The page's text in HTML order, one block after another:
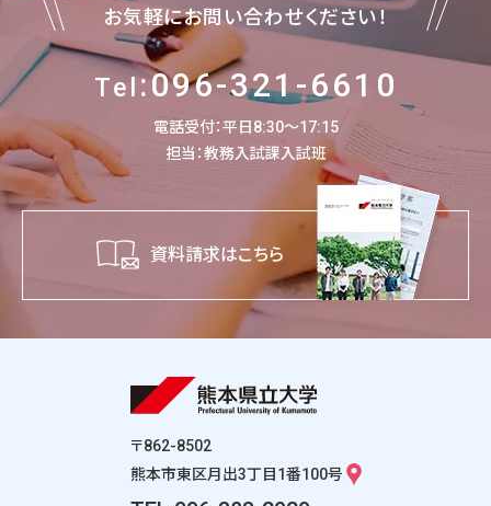
お気軽にお問い合わせください！
Tel:096-321-6610
電話受付：平日8:30～17:15
担当：教務入試課入試班
資料請求はこちら
〒862-8502
熊本市東区月出3丁目1番100号